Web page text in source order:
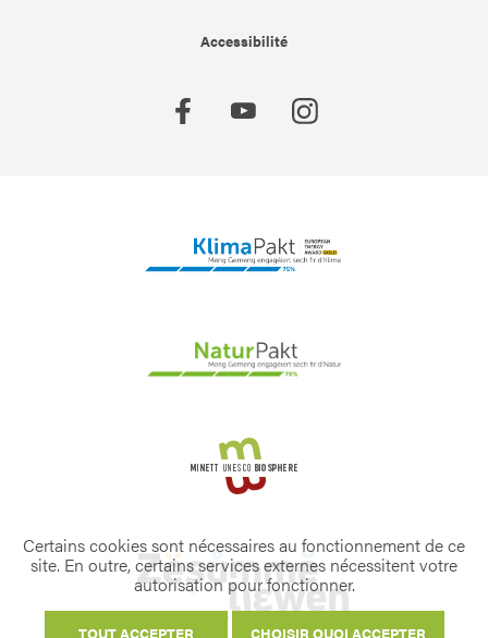
Accessibilité
Certains cookies sont nécessaires au fonctionnement de ce
site. En outre, certains services externes nécessitent votre
autorisation pour fonctionner.
TOUT ACCEPTER CHOISIR QUOI ACCEPTER